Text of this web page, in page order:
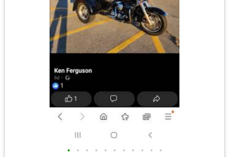
• • • • • • • • • • •